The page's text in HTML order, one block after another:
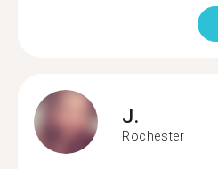
J.
Rochester